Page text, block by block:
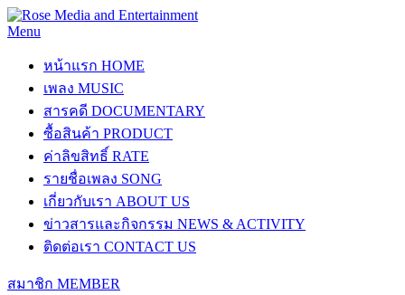
Menu
หน้าแรก HOME
เพลง MUSIC
สารคดี DOCUMENTARY
ซื้อสินค้า PRODUCT
ค่าลิขสิทธิ์ RATE
รายชื่อเพลง SONG
เกี่ยวกับเรา ABOUT US
ข่าวสารและกิจกรรม NEWS & ACTIVITY
ติดต่อเรา CONTACT US
สมาชิก MEMBER